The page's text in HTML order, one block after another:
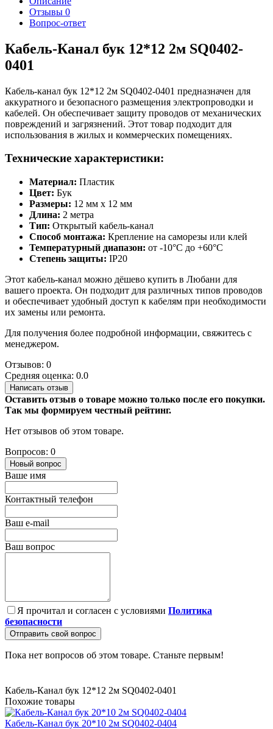
Отзывы 0
Вопрос-ответ
Кабель-Канал бук 12*12 2м SQ0402-
0401
Кабель-канал бук 12*12 2м SQ0402-0401 предназначен для
аккуратного и безопасного размещения электропроводки и
кабелей. Он обеспечивает защиту проводов от механических
повреждений и загрязнений. Этот товар подходит для
использования в жилых и коммерческих помещениях.
Технические характеристики:
Материал: Пластик
Цвет: Бук
Размеры: 12 мм x 12 мм
Длина: 2 метра
Тип: Открытый кабель-канал
Способ монтажа: Крепление на саморезы или клей
Температурный диапазон: от -10°C до +60°C
Степень защиты: IP20
Этот кабель-канал можно дёшево купить в Любани для
вашего проекта. Он подходит для различных типов проводов
и обеспечивает удобный доступ к кабелям при необходимости
их замены или ремонта.
Для получения более подробной информации, свяжитесь с
менеджером.
Отзывов: 0
Средняя оценка: 0.0
Написать отзыв
Оставить отзыв о товаре можно только после его покупки.
Так мы формируем честный рейтинг.
Нет отзывов об этом товаре.
Вопросов: 0
Новый вопрос
Ваше имя
Контактный телефон
Ваш e-mail
Ваш вопрос
Я прочитал и согласен с условиями Политика
безопасности
Отправить свой вопрос
Пока нет вопросов об этом товаре. Станьте первым!
Кабель-Канал бук 12*12 2м SQ0402-0401
Похожие товары
Кабель-Канал бук 20*10 2м SQ0402-0404